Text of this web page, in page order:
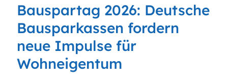
Bauspartag 2026: Deutsche
Bausparkassen fordern
neue Impulse für
Wohneigentum